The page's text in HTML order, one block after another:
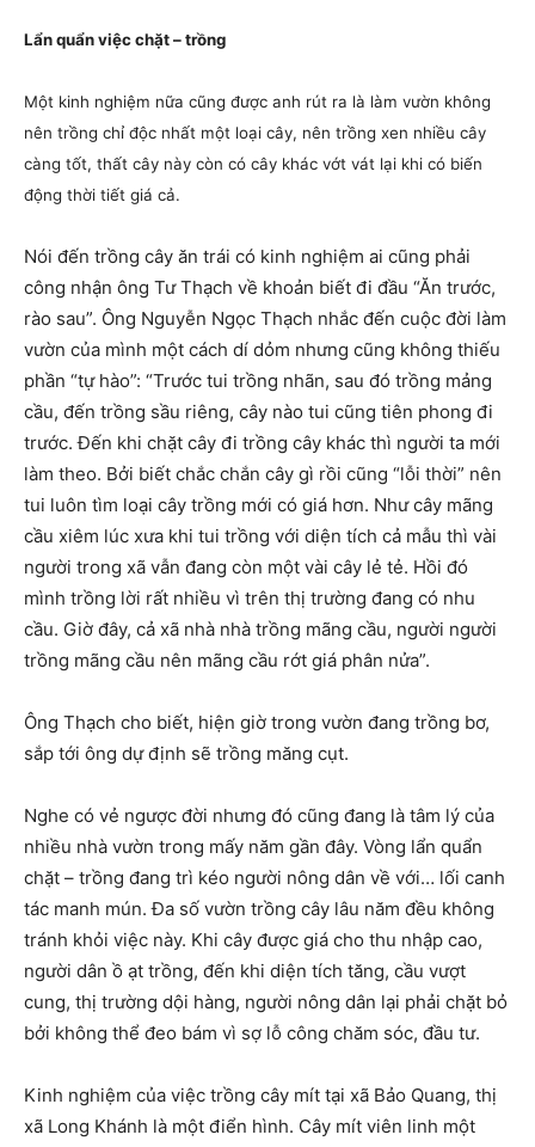
Lẩn quẩn việc chặt – trồng
Một kinh nghiệm nữa cũng được anh rút ra là làm vườn không
nên trồng chỉ độc nhất một loại cây, nên trồng xen nhiều cây
càng tốt, thất cây này còn có cây khác vớt vát lại khi có biến
động thời tiết giá cả.
Nói đến trồng cây ăn trái có kinh nghiệm ai cũng phải
công nhận ông Tư Thạch về khoản biết đi đầu “Ăn trước,
rào sau”. Ông Nguyễn Ngọc Thạch nhắc đến cuộc đời làm
vườn của mình một cách dí dỏm nhưng cũng không thiếu
phần “tự hào”: “Trước tui trồng nhãn, sau đó trồng mảng
cầu, đến trồng sầu riêng, cây nào tui cũng tiên phong đi
trước. Đến khi chặt cây đi trồng cây khác thì người ta mới
làm theo. Bởi biết chắc chắn cây gì rồi cũng “lỗi thời” nên
tui luôn tìm loại cây trồng mới có giá hơn. Như cây mãng
cầu xiêm lúc xưa khi tui trồng với diện tích cả mẫu thì vài
người trong xã vẫn đang còn một vài cây lẻ tẻ. Hồi đó
mình trồng lời rất nhiều vì trên thị trường đang có nhu
cầu. Giờ đây, cả xã nhà nhà trồng mãng cầu, người người
trồng mãng cầu nên mãng cầu rớt giá phân nửa”.
Ông Thạch cho biết, hiện giờ trong vườn đang trồng bơ,
sắp tới ông dự định sẽ trồng măng cụt.
Nghe có vẻ ngược đời nhưng đó cũng đang là tâm lý của
nhiều nhà vườn trong mấy năm gần đây. Vòng lẩn quẩn
chặt – trồng đang trì kéo người nông dân về với… lối canh
tác manh mún. Đa số vườn trồng cây lâu năm đều không
tránh khỏi việc này. Khi cây được giá cho thu nhập cao,
người dân ồ ạt trồng, đến khi diện tích tăng, cầu vượt
cung, thị trường dội hàng, người nông dân lại phải chặt bỏ
bởi không thể đeo bám vì sợ lỗ công chăm sóc, đầu tư.
Kinh nghiệm của việc trồng cây mít tại xã Bảo Quang, thị
xã Long Khánh là một điển hình. Cây mít viên linh một